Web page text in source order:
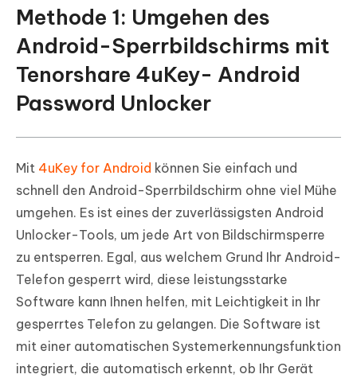
Methode 7: Absturz der
Sperrbildschirm-Benutzeroberfläche
(Android 5.0-5.1.1)
Methode 1: Umgehen des
Android-Sperrbildschirms mit
Tenorshare 4uKey- Android
Password Unlocker
Mit 4uKey for Android können Sie einfach und
schnell den Android-Sperrbildschirm ohne viel Mühe
umgehen. Es ist eines der zuverlässigsten Android
Unlocker-Tools, um jede Art von Bildschirmsperre
zu entsperren. Egal, aus welchem Grund Ihr Android-
Telefon gesperrt wird, diese leistungsstarke
Software kann Ihnen helfen, mit Leichtigkeit in Ihr
gesperrtes Telefon zu gelangen. Die Software ist
mit einer automatischen Systemerkennungsfunktion
integriert, die automatisch erkennt, ob Ihr Gerät